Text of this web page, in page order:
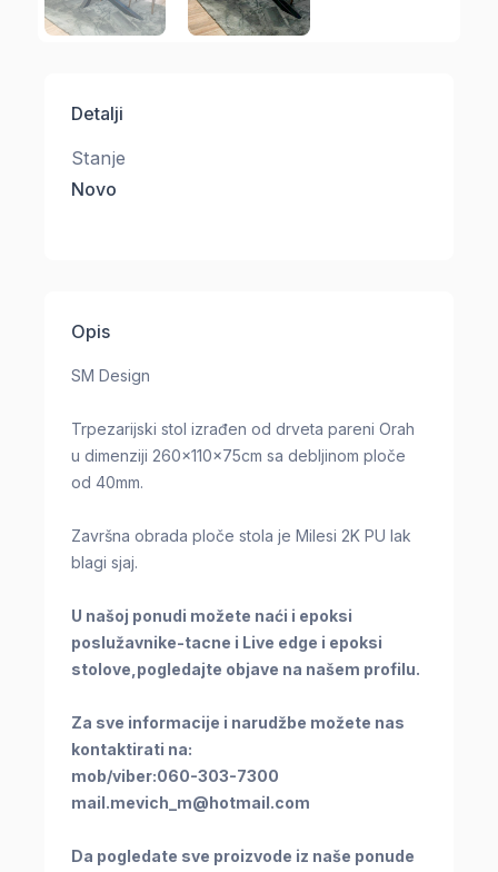
Detalji
Stanje
Novo
Opis
SM Design
Trpezarijski stol izrađen od drveta pareni Orah
u dimenziji 260x110x75cm sa debljinom ploče
od 40mm.
Završna obrada ploče stola je Milesi 2K PU lak
blagi sjaj.
U našoj ponudi možete naći i epoksi
poslužavnike-tacne i Live edge i epoksi
stolove,pogledajte objave na našem profilu.
Za sve informacije i narudžbe možete nas
kontaktirati na:
mob/viber:060-303-7300
mail.mevich_m@hotmail.com
Da pogledate sve proizvode iz naše ponude